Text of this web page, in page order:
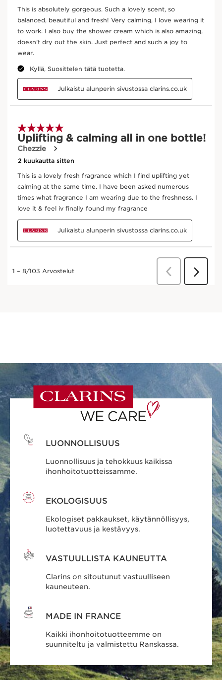
LUONNOLLISUUS
Luonnollisuus ja tehokkuus kaikissa
ihonhoitotuotteissamme.
EKOLOGISUUS
Ekologiset pakkaukset, käytännöllisyys,
luotettavuus ja kestävyys.
VASTUULLISTA KAUNEUTTA
Clarins on sitoutunut vastuulliseen
kauneuteen.
MADE IN FRANCE
Kaikki ihonhoitotuotteemme on
suunniteltu ja valmistettu Ranskassa.